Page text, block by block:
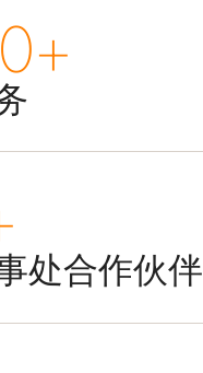
处合作伙伴